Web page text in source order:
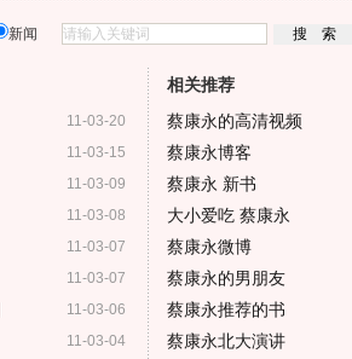
新闻
11-03-20
11-03-15
11-03-09
11-03-08
11-03-07
11-03-07
11-03-06
11-03-04
相关推荐
蔡康永的高清视频
蔡康永博客
蔡康永 新书
大小爱吃 蔡康永
蔡康永微博
蔡康永的男朋友
蔡康永推荐的书
蔡康永北大演讲